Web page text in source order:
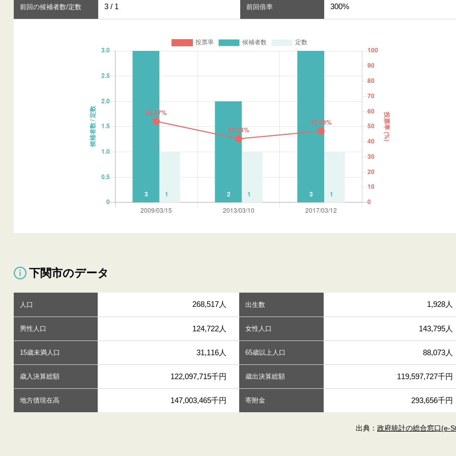
前回の候補者数/定数 3 / 1 前回倍率 300%
下関市のデータ
人口 268,517人 出生数 1,928人
男性人口 124,722人 女性人口 143,795人
15歳未満人口 31,116人 65歳以上人口 88,073人
歳入決算総額 122,097,715千円 歳出決算総額 119,597,727千円
地方債現在高 147,003,465千円 寄附金 293,656千円
出典：政府統計の総合窓口(e-